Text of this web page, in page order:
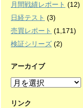
月間戦績レポート (12)
日経テスト (3)
売買レポート (1,171)
検証シリーズ (2)
アーカイブ
ア
カ
リンク